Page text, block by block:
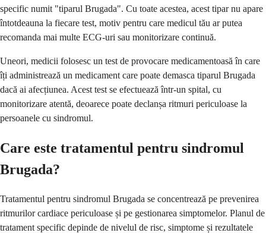
specific numit "tiparul Brugada". Cu toate acestea, acest tipar nu apare
întotdeauna la fiecare test, motiv pentru care medicul tău ar putea
recomanda mai multe ECG-uri sau monitorizare continuă.
Uneori, medicii folosesc un test de provocare medicamentoasă în care
îți administrează un medicament care poate demasca tiparul Brugada
dacă ai afecțiunea. Acest test se efectuează într-un spital, cu
monitorizare atentă, deoarece poate declanșa ritmuri periculoase la
persoanele cu sindromul.
Care este tratamentul pentru sindromul
Brugada?
Tratamentul pentru sindromul Brugada se concentrează pe prevenirea
ritmurilor cardiace periculoase și pe gestionarea simptomelor. Planul de
tratament specific depinde de nivelul de risc, simptome și rezultatele